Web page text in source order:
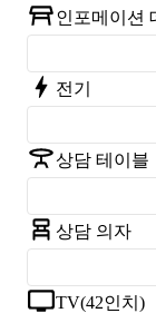
인포메이션
전기
상담 테이블
상담 의자
TV(42인치)